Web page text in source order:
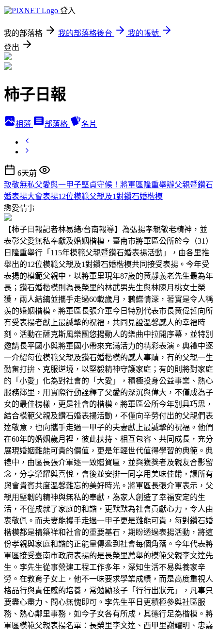
登入
我的部落格 我的部落格後台
我的帳號
登出
柿子日報
相簿 部落格 名片
6天前
致敬無私父愛與一甲子堅貞守候！將軍區隆重舉辦父親暨鑽石
婚表揚大會表揚12位模範父親及1對鑽石婚楷模
戀愛情事
【柿子日報記者林易緒/台南報導】為弘揚孝親敬老精神，並
表彰父愛無私奉獻及婚姻楷模，臺南市將軍區公所於今（31）
日隆重舉行「115年模範父親暨鑽石婚表揚活動」，由各里推
舉出的12位模範父親及1對鑽石婚楷模共同接受表揚。今年受
表揚的模範父親中，以將軍里現年87歲的黃靜義老先生最為年
長；鑽石婚楷模則為長榮里的林武男先生與林陳月桃女士榮
獲，兩人結縭並攜手走過60載歲月，鶼鰈情深，著實是令人稱
羨的婚姻楷模。將軍區長張介軍今日特別代表市長黃偉哲向所
有受表揚者獻上最誠摯的祝福，共同見證溫馨感人的幸福時
刻。活動在薩克斯風樂團悠揚動人的樂曲中拉開序幕，並特別
邀請長平國小與將軍國小帶來充滿活力的精彩表演。典禮中逐
一介紹每位模範父親及鑽石婚楷模的感人事蹟，有的父親一生
勤奮打拚、克服逆境，以堅毅精神守護家庭；有的則將對家庭
的「小愛」化為對社會的「大愛」，積極投身公益事業、熱心
服務鄰里，用實際行動詮釋了父愛的深沉與偉大，不僅成為子
女的最佳榜樣，更是社會的楷模。將軍區公所今年別具巧思，
結合模範父親及鑽石婚表揚活動，不僅向辛勞付出的父親們表
達敬意，也向攜手走過一甲子的夫妻獻上最誠摯的祝福。他們
在60年的婚姻歲月裡，彼此扶持、相互包容、共同成長，充分
展現婚姻難能可貴的價值，更是年輕世代值得學習的典範。典
禮中，由區長張介軍逐一致贈賀匾，並與獲獎者及親友合影留
念，分享榮耀與喜悅，會後並安排一同享用美味佳餚，讓所有
與會貴賓共度溫馨難忘的美好時光。將軍區長張介軍表示，父
親用堅韌的精神與無私的奉獻，為家人創造了幸福安定的生
活，不僅成就了家庭的和諧，更默默為社會貢獻心力，令人由
衷敬佩。而夫妻能攜手走過一甲子更是難能可貴，每對鑽石婚
楷模都是構築祥和社會的重要基石，期盼透過表揚活動，將這
份孝親與家庭和諧的正能量傳遞到社會每個角落。今年代表將
軍區接受臺南市政府表揚的是長榮里薦舉的模範父親李文達先
生。李先生從事營建工程工作多年，深知生活不易與養家辛
勞。在教育子女上，他不一味要求學業成績，而是高度重視人
格品行與責任感的培養，常勉勵孩子「行行出狀元」，凡事只
要盡心盡力、問心無愧即可。李先生平日更積極參與社區服
務、熱心鄰里事務，如今子女各有所成，其德行足為楷模。將
軍區模範父親表揚名單：長榮里李文達、西甲里謝耀明、忠嘉